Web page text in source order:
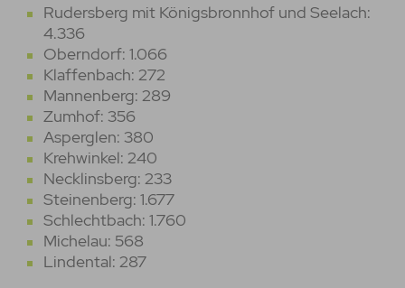
Rudersberg mit Königsbronnhof und Seelach:
4.336
Oberndorf: 1.066
Klaffenbach: 272
Mannenberg: 289
Zumhof: 356
Asperglen: 380
Krehwinkel: 240
Necklinsberg: 233
Steinenberg: 1.677
Schlechtbach: 1.760
Michelau: 568
Lindental: 287